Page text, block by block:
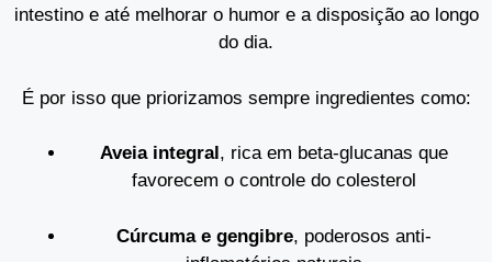
intestino e até melhorar o humor e a disposição ao longo
do dia.
É por isso que priorizamos sempre ingredientes como:
Aveia integral , rica em beta-glucanas que
favorecem o controle do colesterol
Cúrcuma e gengibre, poderosos anti-